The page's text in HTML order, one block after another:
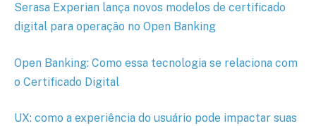
Serasa Experian lança novos modelos de certificado
digital para operação no Open Banking
Open Banking: Como essa tecnologia se relaciona com
o Certificado Digital
UX: como a experiência do usuário pode impactar suas